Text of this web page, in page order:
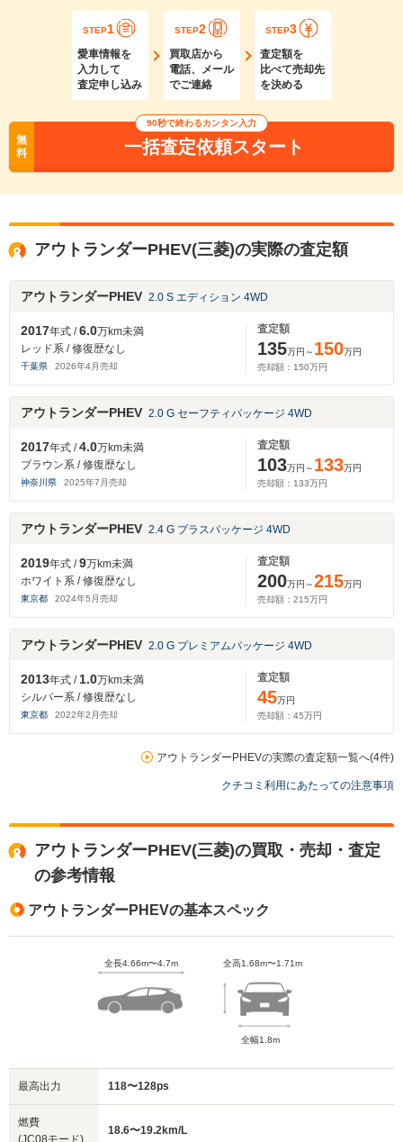
STEP1
愛車情報を
入力して
査定申し込み
STEP2
買取店から
電話、メール
でご連絡
STEP3
査定額を
比べて売却先
を決める
無
料
90秒で終わるカンタン入力
一括査定依頼スタート
アウトランダーPHEV(三菱)の実際の査定額
アウトランダーPHEV 2.0 S エディション 4WD
2017年式 /6.0万km未満
レッド系 / 修復歴なし
千葉県 2026年4月売却
査定額
135万円～ 150万円
売却額： 150万円
アウトランダーPHEV 2.0 G セーフティパッケージ 4WD
2017年式 /4.0万km未満
ブラウン系 / 修復歴なし
神奈川県 2025年7 月売却
査定額
103万円～ 133万円
売却額： 133万円
アウトランダーPHEV 2.4 G プラスパッケージ 4WD
2019年式 /9万km未満
ホワイト系 / 修復歴なし
東京都 2024年5 月売却
査定額
200万円～215万円
売却額： 215万円
アウトランダーPHEV 2.0 G プレミアムパッケージ 4WD
2013年式 /1.0万km未満
シルバー系 / 修復歴なし
東京都 2022年2 月売却
査定額
45万円
売却額： 45万円
アウトランダーPHEVの実際の査定額一覧へ(4件)
クチコミ利用にあたっての注意事項
アウトランダーPHEV(三菱)の買取・売却・査定
の参考情報
アウトランダーPHEVの基本スペック
全長4.66m〜4.7m 全高1.68m〜1.71m
全幅1.8m
最高出力 118〜128ps
燃費
(JC08モード)
18.6〜19.2km/L